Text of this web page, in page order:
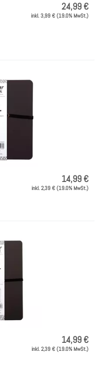
24,99 €
inkl. 3,99 € (19.0% MwSt.)
14,99 €
inkl. 2,39 € (19.0% MwSt.)
14,99 €
inkl. 2,39 € (19.0% MwSt.)